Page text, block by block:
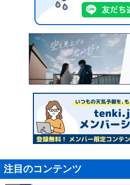
注目のコンテンツ